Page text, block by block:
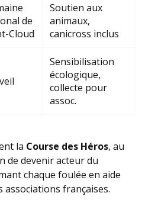
de
Cloud
Soutien aux
animaux,
canicross inclus
Sensibilisation
écologique,
collecte pour
assoc.
la Course des Héros, au
de devenir acteur du
chaque foulée en aide
françaises.